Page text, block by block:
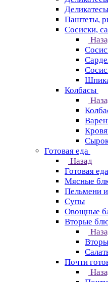
Паштеты,
Сосиски,
Колбасы
Готовая еда
Назад
Готовая еда
Мясные
Пельмени
Супы
Овощные
Вторые
Почти